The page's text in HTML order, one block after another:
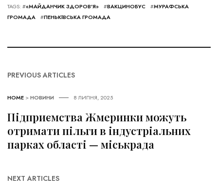
TAGS: #«МАЙДАНЧИК ЗДОРОВ’Я» #ВАКЦИНОБУС #МУРАФСЬКА
ГРОМАДА
#ПЕНЬКІВСЬКА ГРОМАДА
PREVIOUS ARTICLES
HOME >НОВИНИ 8 ЛИПНЯ, 2025
Підприємства Жмеринки можуть
отримати пільги в індустріальних
парках області — міськрада
NEXT ARTICLES